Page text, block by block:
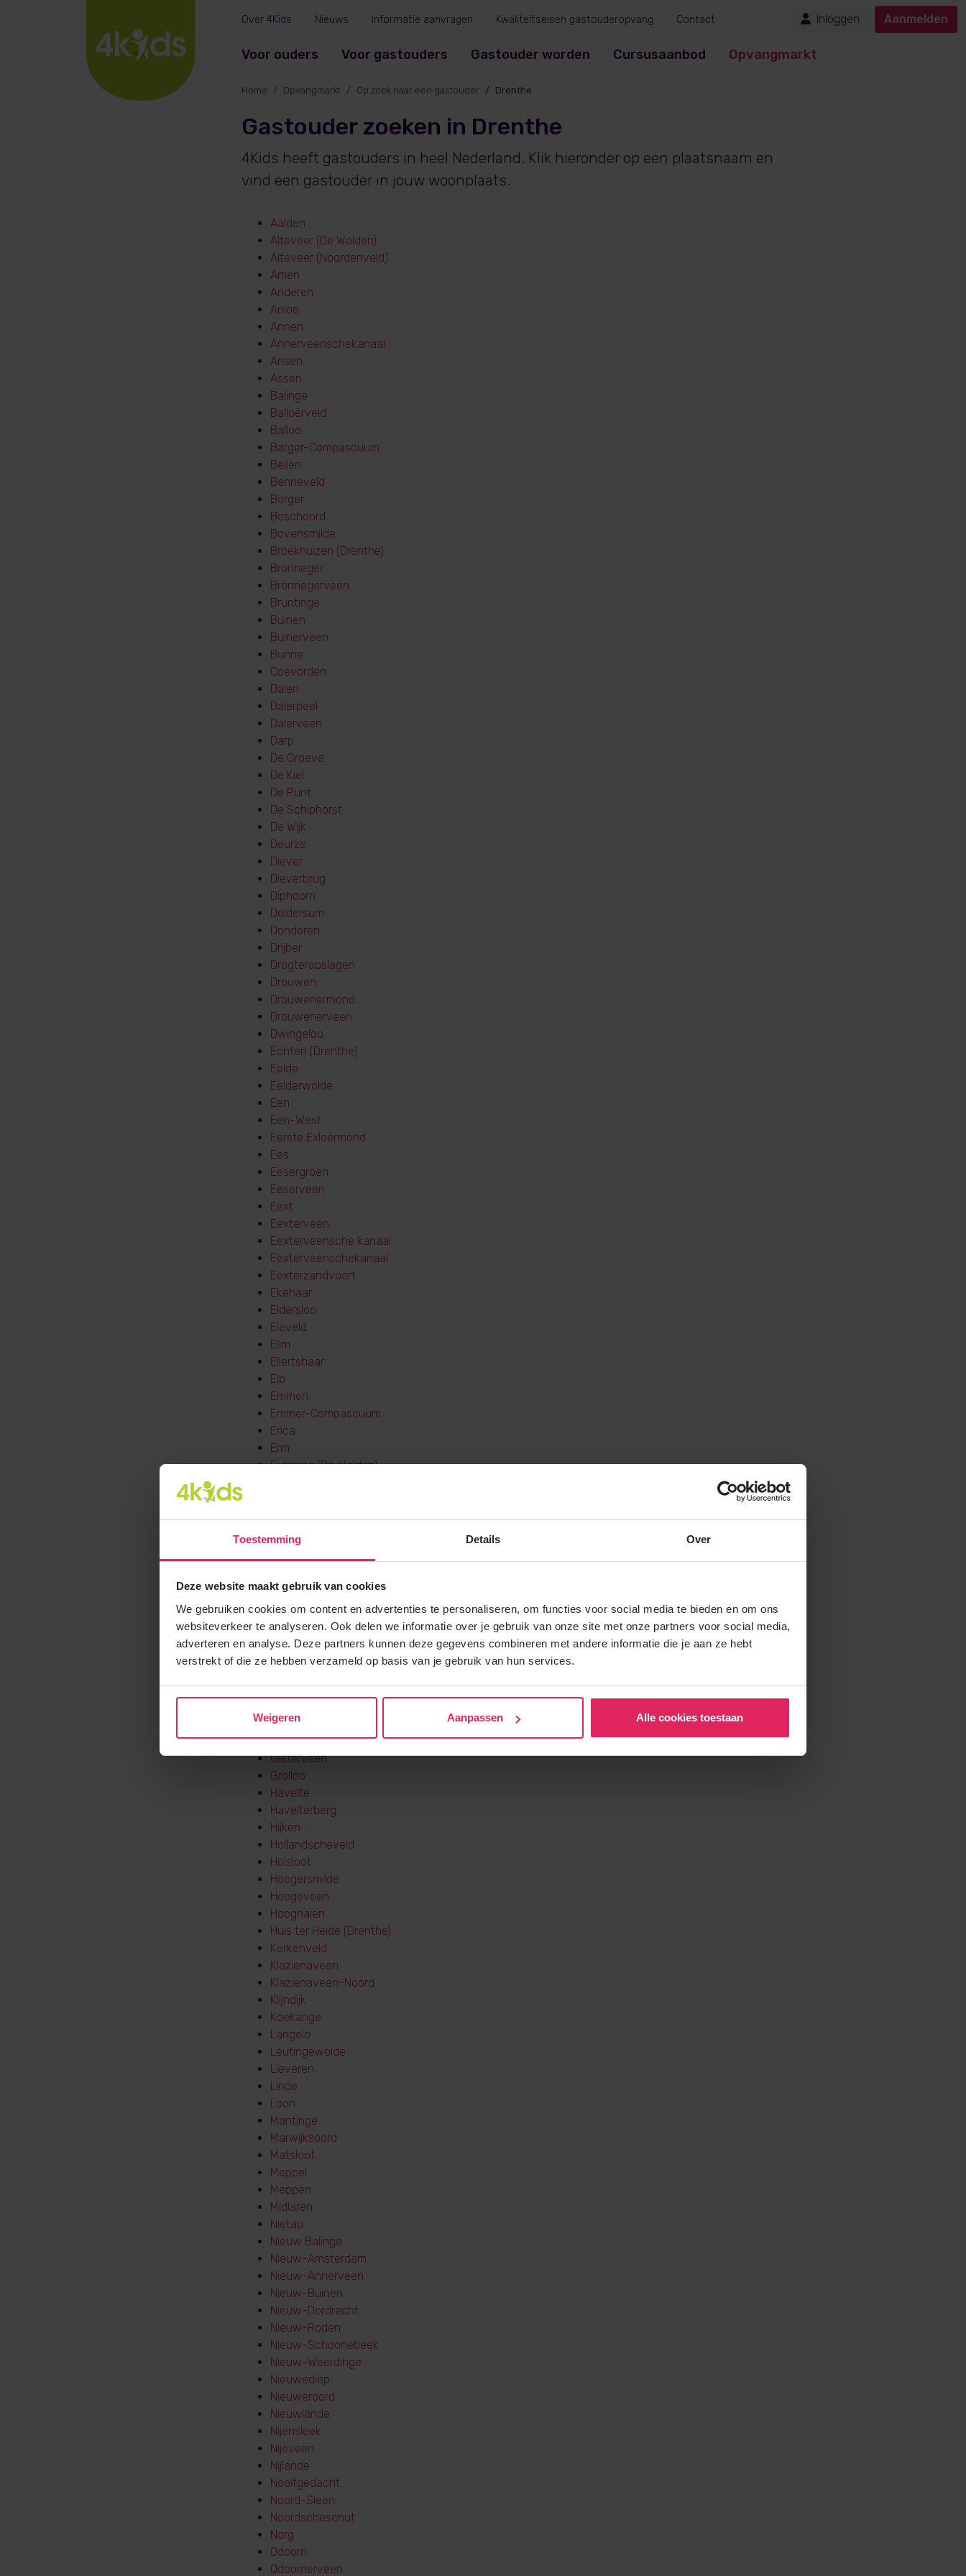
Toestemming Details Over
Deze website maakt gebruik van cookies
We gebruiken cookies om content en advertenties te personaliseren, om functies voor social media te bieden en om ons
websiteverkeer te analyseren. Ook delen we informatie over je gebruik van onze site met onze partners voor social media,
adverteren en analyse. Deze partners kunnen deze gegevens combineren met andere informatie die je aan ze hebt
verstrekt of die ze hebben verzameld op basis van je gebruik van hun services.
Weigeren Aanpassen Alle cookies toestaan
Voor ouders Voor gastouders Gastouder worden Cursusaanbod Opvangmarkt
Over 4Kids Nieuws Informatie aanvragen Kwaliteitseisen gastouderopvang Contact Inloggen Aanmelden
Home Opvangmarkt Op zoek naar een gastouder Drenthe
Gastouder zoeken in Drenthe
4Kids heeft gastouders in heel Nederland. Klik hieronder op een plaatsnaam en
vind een gastouder in jouw woonplaats.
Aalden
Alteveer (De Wolden)
Alteveer (Noordenveld)
Amen
Anderen
Anloo
Annen
Annerveenschekanaal
Ansen
Assen
Balinge
Balloërveld
Balloo
Barger-Compascuum
Beilen
Benneveld
Borger
Boschoord
Bovensmilde
Broekhuizen (Drenthe)
Bronneger
Bronnegerveen
Bruntinge
Buinen
Buinerveen
Bunne
Coevorden
Dalen
Dalerpeel
Dalerveen
Darp
De Groeve
De Kiel
De Punt
De Schiphorst
De Wijk
Deurze
Diever
Dieverbrug
Diphoorn
Doldersum
Donderen
Drijber
Drogteropslagen
Drouwen
Drouwenermond
Drouwenerveen
Dwingeloo
Echten (Drenthe)
Eelde
Eelderwolde
Een
Een-West
Eerste Exloërmond
Ees
Eesergroen
Eeserveen
Eext
Eexterveen
Eexterveensche kanaal
Eexterveenschekanaal
Eexterzandvoort
Ekehaar
Eldersloo
Eleveld
Elim
Ellertshaar
Elp
Emmen
Emmer-Compascuum
Erica
Erm
Eursinge (De Wolden)
Exloo
Fluitenberg
Garminge
Gasselte
Gasselternijveen
Gasselternijveenschemond
Gasteren
Gees
Geeuwenbrug
Gieten
Gieterveen
Grolloo
Havelte
Havelterberg
Hijken
Hollandscheveld
Holsloot
Hoogersmilde
Hoogeveen
Hooghalen
Huis ter Heide (Drenthe)
Kerkenveld
Klazienaveen
Klazienaveen-Noord
Klijndijk
Koekange
Langelo
Leutingewolde
Lieveren
Linde
Loon
Mantinge
Marwijksoord
Matsloot
Meppel
Meppen
Midlaren
Nietap
Nieuw Balinge
Nieuw-Amsterdam
Nieuw-Annerveen
Nieuw-Buinen
Nieuw-Dordrecht
Nieuw-Roden
Nieuw-Schoonebeek
Nieuw-Weerdinge
Nieuwediep
Nieuweroord
Nieuwlande
Nijensleek
Nijeveen
Nijlande
Nooitgedacht
Noord-Sleen
Noordscheschut
Norg
Odoorn
Odoornerveen